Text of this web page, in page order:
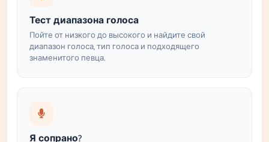
Тест диапазона голоса
Пойте от низкого до высокого и найдите свой
диапазон голоса, тип голоса и подходящего
знаменитого певца.
Я сопрано?